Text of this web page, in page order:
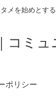
メを始めとす
コミュ
ポリシー